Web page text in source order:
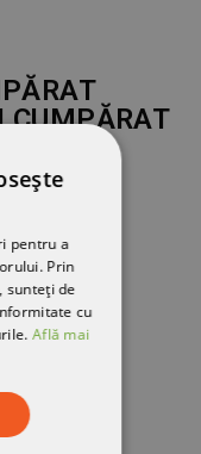
CUMPĂRAT
pentru a
Prin
sunteți de
cu
Află mai